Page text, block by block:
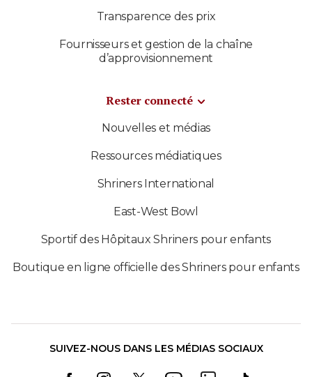
Transparence des prix
Fournisseurs et gestion de la chaîne
d’approvisionnement
Rester connecté
Nouvelles et médias
Ressources médiatiques
Shriners International
East-West Bowl
Sportif des Hôpitaux Shriners pour enfants
Boutique en ligne officielle des Shriners pour enfants
SUIVEZ-NOUS DANS LES MÉDIAS SOCIAUX